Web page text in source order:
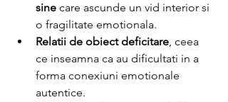
sine care ascunde un vid interior si
o fragilitate emotionala.
Relatii de obiect deficitare, ceea
ce inseamna ca au dificultati in a
forma conexiuni emotionale
autentice.